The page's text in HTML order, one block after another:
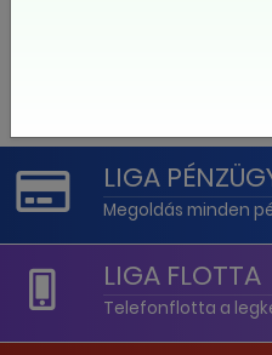
LIGA
Megoldás minden
LIGA FLOTTA
Telefonflotta a